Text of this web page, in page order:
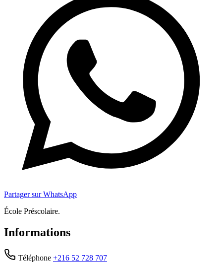
Partager sur WhatsApp
École Préscolaire.
Informations
Téléphone +216 52 728 707